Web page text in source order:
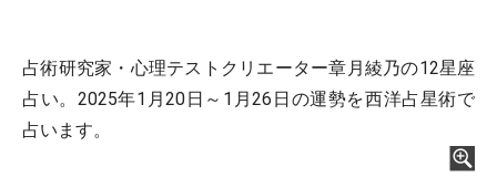
占術研究家・心理テストクリエーター章月綾乃の12星座
占い。2025年1月20日～1月26日の運勢を西洋占星術で
占います。